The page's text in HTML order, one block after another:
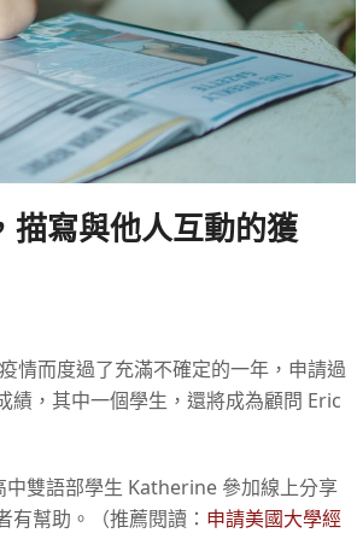
描寫與他人互動的獲
情而度過了充滿不確定的一年，申請過
績，其中一個學生，還將成為顧問 Eric
雙語部學生 Katherine 參加線上分享
幫助。（推薦閱讀： 申請美國大學經